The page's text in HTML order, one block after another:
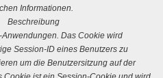
Informationen.
Beschreibung
Das Cookie wird
Session-ID eines Benutzers zu
um die Benutzersitzung auf der